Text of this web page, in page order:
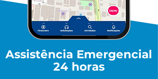
Assistência Emergencial
24 horas